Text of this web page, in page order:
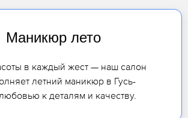
Маникюр лето
в каждый жест — наш салон
летний маникюр в Гусь-
к деталям и качеству.